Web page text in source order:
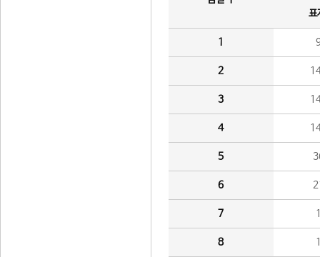
표
1
2
3
4
5
6
7
8